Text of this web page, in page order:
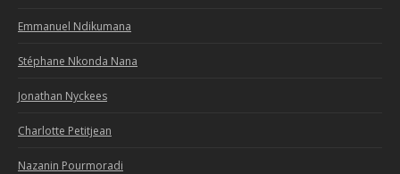
Emmanuel Ndikumana
Stéphane Nkonda Nana
Jonathan Nyckees
Charlotte Petitjean
Nazanin Pourmoradi